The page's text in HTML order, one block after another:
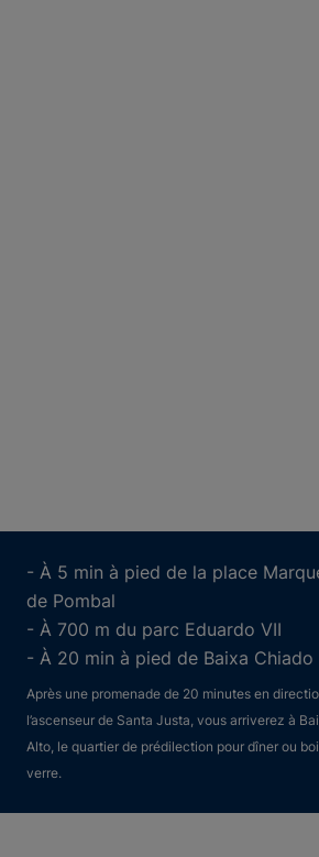
- À 5 min à pied de la place
de Pombal
- À 700 m du parc Eduardo VII
- À 20 min à pied de Baixa Chiado
Après une promenade de 20 minutes en
l’ascenseur de Santa Justa, vous arriverez à
Alto, le quartier de prédilection pour dîner ou
verre.